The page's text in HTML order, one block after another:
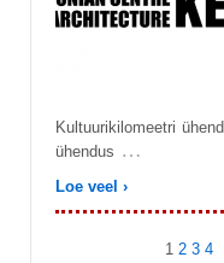
Kultuurikilomeetri
ühendus …
Loe veel ›
1 2 3 4